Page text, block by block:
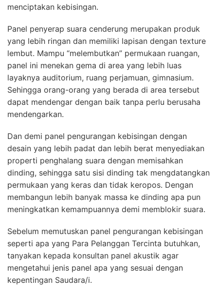
menciptakan kebisingan.
Panel penyerap suara cenderung merupakan produk
yang lebih ringan dan memiliki lapisan dengan texture
lembut. Mampu “melembutkan” permukaan ruangan,
panel ini menekan gema di area yang lebih luas
layaknya auditorium, ruang perjamuan, gimnasium.
Sehingga orang-orang yang berada di area tersebut
dapat mendengar dengan baik tanpa perlu berusaha
mendengarkan.
Dan demi panel pengurangan kebisingan dengan
desain yang lebih padat dan lebih berat menyediakan
properti penghalang suara dengan memisahkan
dinding, sehingga satu sisi dinding tak mengdatangkan
permukaan yang keras dan tidak keropos. Dengan
membangun lebih banyak massa ke dinding apa pun
meningkatkan kemampuannya demi memblokir suara.
Sebelum memutuskan panel pengurangan kebisingan
seperti apa yang Para Pelanggan Tercinta butuhkan,
tanyakan kepada konsultan panel akustik agar
mengetahui jenis panel apa yang sesuai dengan
kepentingan Saudara/i.